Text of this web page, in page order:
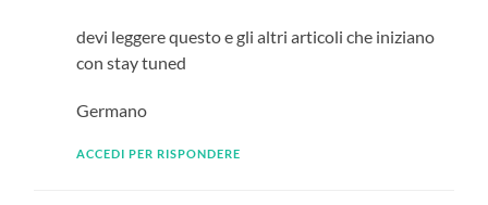
devi leggere questo e gli altri articoli che iniziano
con stay tuned
Germano
ACCEDI PER RISPONDERE